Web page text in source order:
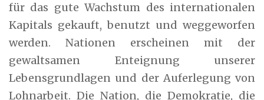
für das gute Wachstum des internationalen
Kapitals gekauft, benutzt und weggeworfen
werden. Nationen erscheinen mit der
gewaltsamen Enteignung unserer
Lebensgrundlagen und der Auferlegung von
Lohnarbeit. Die Nation, die Demokratie, die